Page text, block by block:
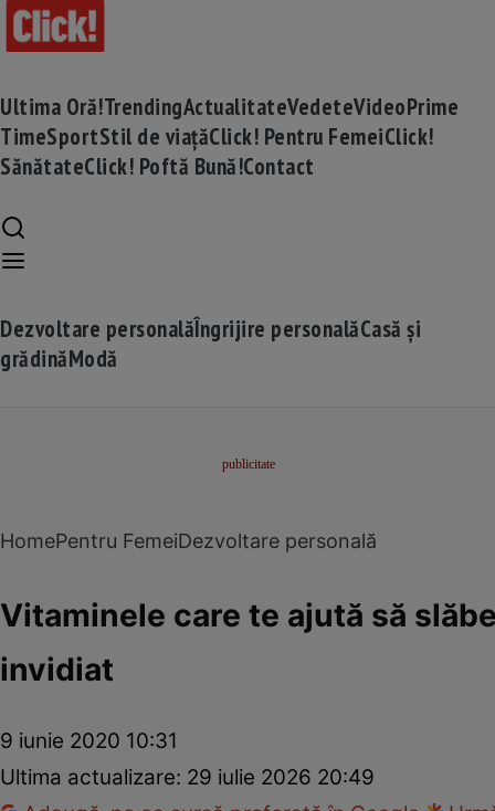
Ultima Oră!TrendingActualitateVedeteVideoPrime
TimeSportStil de viațăClick! Pentru FemeiClick!
SănătateClick! Poftă Bună!Contact
Dezvoltare personalăÎngrijire personalăCasă și
grădinăModă
HomePentru FemeiDezvoltare personală
Vitaminele care te ajută să
invidiat
9 iunie 2020 10:31
Ultima actualizare: 29 iulie 2026 20:49